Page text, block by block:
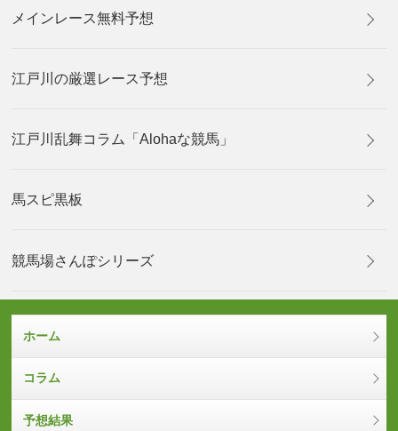
メインレース無料予想
江戸川の厳選レース予想
江戸川乱舞コラム「Alohaな競馬」
馬スピ黒板
競馬場さんぽシリーズ
ホーム
コラム
予想結果